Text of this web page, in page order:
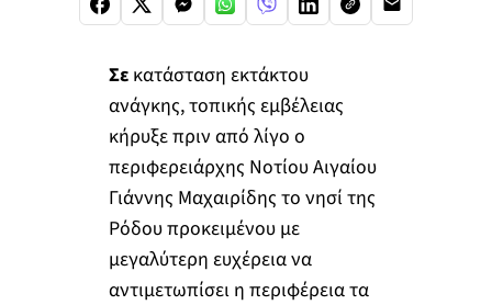
Σε κατάσταση εκτάκτου
ανάγκης, τοπικής εμβέλειας
κήρυξε πριν από λίγο ο
περιφερειάρχης Νοτίου Αιγαίου
Γιάννης Μαχαιρίδης το νησί της
Ρόδου προκειμένου με
μεγαλύτερη ευχέρεια να
αντιμετωπίσει η περιφέρεια τα